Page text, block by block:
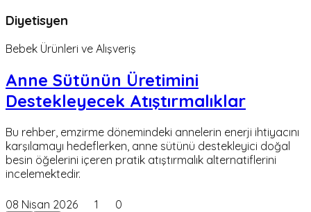
Diyetisyen
Bebek Ürünleri ve Alışveriş
Anne Sütünün Üretimini
Destekleyecek Atıştırmalıklar
Bu rehber, emzirme dönemindeki annelerin enerji ihtiyacını
karşılamayı hedeflerken, anne sütünü destekleyici doğal
besin öğelerini içeren pratik atıştırmalık alternatiflerini
incelemektedir.
08 Nisan 2026 1 0